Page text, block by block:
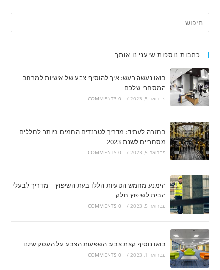
כתבות נוספות שיעניינו אותך
בואו נעשה רעש: איך להוסיף צבע של אישיות למרחב
המסחרי שלכם
פברואר 5, 2023 /
0 COMMENTS
בחזרה לעתיד: מדריך לטרנדים החמים ביותר לחללים
מסחריים לשנת 2023
פברואר 5, 2023 /
0 COMMENTS
הימנע מחמש הטעיות הללו בעת השיפוץ – מדריך לבעלי
הבית לשיפוץ חלק
פברואר 5, 2023 /
0 COMMENTS
בואו נוסיף קצת צבע: השפעות הצבע על העסק שלנו
פברואר 1, 2023 /
0 COMMENTS